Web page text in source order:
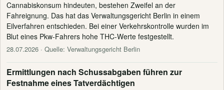
Cannabiskonsum hindeuten, bestehen Zweifel an der
Fahreignung. Das hat das Verwaltungsgericht Berlin in einem
Eilverfahren entschieden. Bei einer Verkehrskontrolle wurden im
Blut eines Pkw-Fahrers hohe THC-Werte festgestellt.
28.07.2026 · Quelle: Verwaltungsgericht Berlin
Ermittlungen nach Schussabgaben führen zur
Festnahme eines Tatverdächtigen